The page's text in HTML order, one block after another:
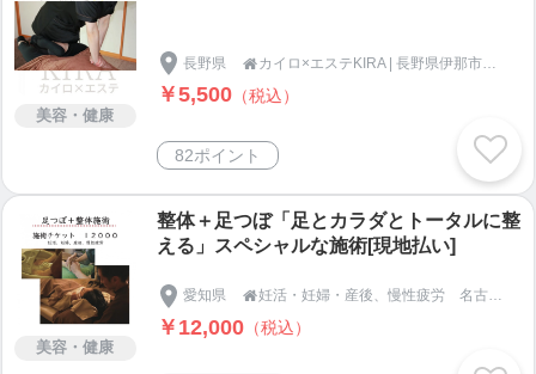
美容・健康
長野県  カイロ×エステKIRA | 長野県伊那市の整体と美肌エステのお店
￥5,500 （税込）
82ポイント
美容・健康
整体＋足つぼ「足とカラダとトータルに整
える」スペシャルな施術[現地払い]
愛知県  妊活・妊婦・産後、慢性疲労 名古屋市天白区の【整体＆足つぼ 和恩（わおん）】
￥12,000 （税込）